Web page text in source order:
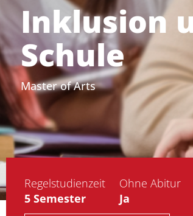
Inklusion
Schule
Master of Arts
Regelstudienzeit
5 Semester
Ohne Abitur
Ja